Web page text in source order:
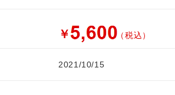
￥ （税込）
2021/10/15